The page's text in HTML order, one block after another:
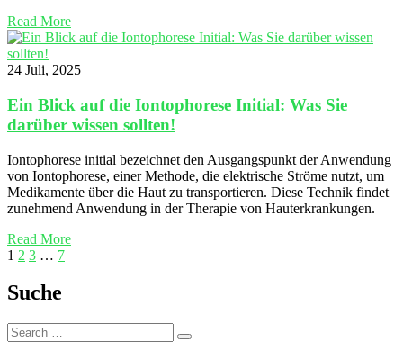
Read More
24 Juli, 2025
Ein Blick auf die Iontophorese Initial: Was Sie
darüber wissen sollten!
Iontophorese initial bezeichnet den Ausgangspunkt der Anwendung
von Iontophorese, einer Methode, die elektrische Ströme nutzt, um
Medikamente über die Haut zu transportieren. Diese Technik findet
zunehmend Anwendung in der Therapie von Hauterkrankungen.
Read More
1 2 3 … 7
Suche
Search
for:
Search